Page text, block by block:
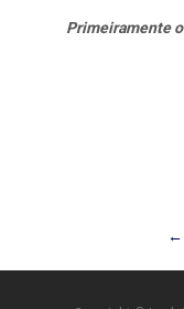
Primeiramente
Post
←